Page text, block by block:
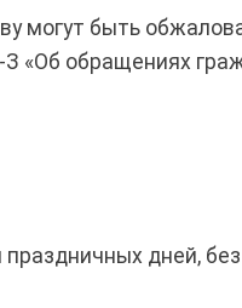
могут быть
«Об обращениях
дней,